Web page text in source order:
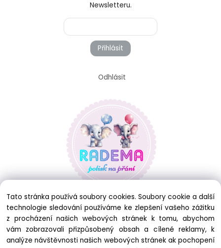
Newsletteru.
Přihlásit
Odhlásit
Tato stránka používá soubory cookies. Soubory cookie a další
technologie sledování používáme ke zlepšení vašeho zážitku
z procházení našich webových stránek k tomu, abychom
vám zobrazovali přizpůsobený obsah a cílené reklamy, k
analýze návštěvnosti našich webových stránek ak pochopení